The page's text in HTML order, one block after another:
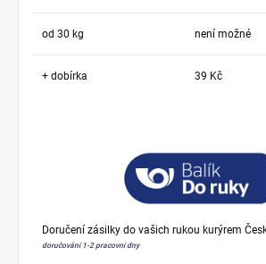
od 30 kg není možné
+ dobírka 39 Kč
Doručení zásilky do vašich rukou kurýrem
doručování 1-2 pracovní dny